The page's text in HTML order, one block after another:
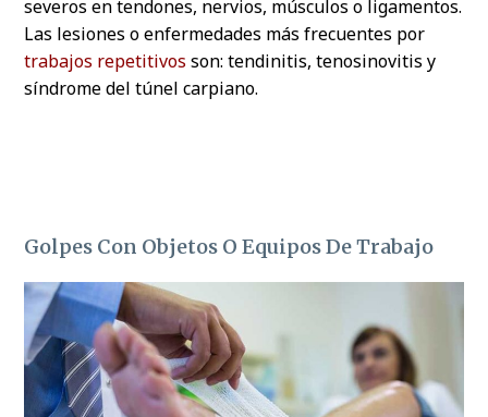
severos en tendones, nervios, músculos o ligamentos.
Las lesiones o enfermedades más frecuentes por
trabajos repetitivos son: tendinitis, tenosinovitis y
síndrome del túnel carpiano.
Golpes Con Objetos O Equipos De Trabajo